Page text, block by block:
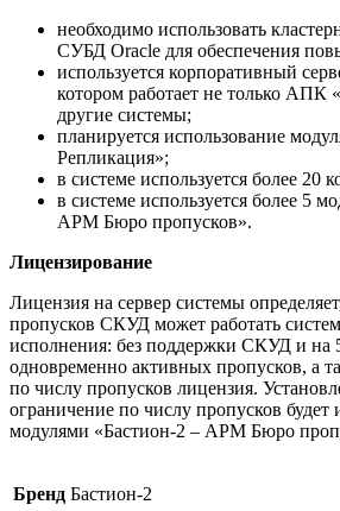
необходимо использовать
СУБД Oracle для обеспечения
используется корпоративный
котором работает не только АПК
другие системы;
планируется использование
Репликация»;
в системе используется более 20
в системе используется более 5
АРМ Бюро пропусков».
Лицензирование
Лицензия на сервер системы
пропусков СКУД может работать
исполнения: без поддержки СКУД и на
одновременно активных пропусков, а
по числу пропусков лицензия.
ограничение по числу пропусков будет
модулями «Бастион-2 – АРМ Бюро
Бренд Бастион-2